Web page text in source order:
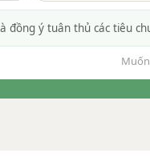
đồng ý tuân thủ các tiêu